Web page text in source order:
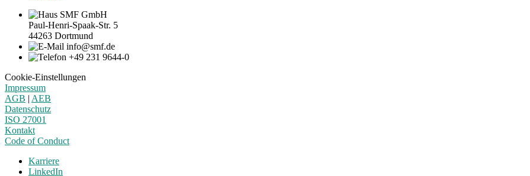
SMF GmbH
Paul-Henri-Spaak-Str. 5
44263 Dortmund
info@smf.de
+49 231 9644-0
Cookie-Einstellungen
Impressum
AGB | AEB
Datenschutz
ISO 27001
Kontakt
Code of Conduct
Karriere
LinkedIn